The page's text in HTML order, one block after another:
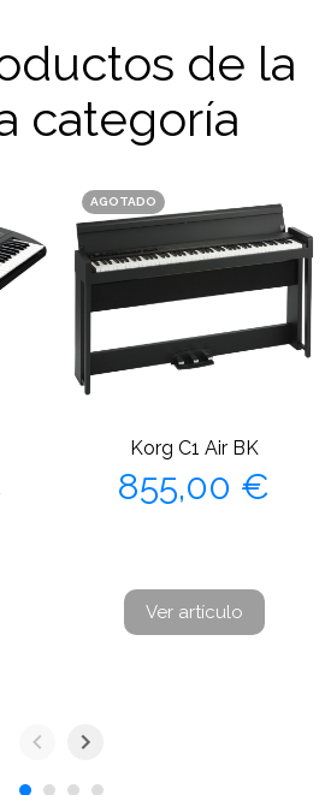
de la
categoría
AGOTADO
Korg C1 Air BK
Precio
855,00 €
Ver artículo